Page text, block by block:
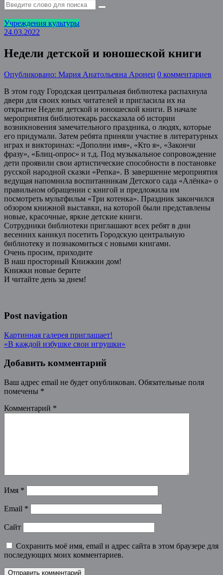
Учреждения культуры
24.03.2022
Недели детской и юношеской книги
Опубликовано: Мария Анатольевна Аронец 0 комментариев
В этом году Городская центральная библиотека распахнула
двери для своих юных читателей и пригласила их на
открытие Недели детской и юношеской книги. В начале
мероприятия библиотекарь рассказала об истории
возникновения замечательного праздника, о людях, которые
его придумали. Затем ребята приняли участие в литературных
играх и викторинах: «Дополни имя», «Кто я», «Закончи
фразу», «Блиц-опрос» и т.д. Под музыкальное сопровождение
дети проявили свои артистические способности в постановке
русской народной сказки «Репка». В завершение мероприятия
ведущая напомнила воспитанникам Детского сада «Алёнка» о
правильном обращении с книгой и предложила им
посмотреть мультфильм «Три котенка». Праздник закончился
обзором книжной выставки, на которой были представлены
новые, красочные, яркие детские книги.
Сотрудники библиотеки приглашают всех ребят в дни
весенних каникул посетить Городскую центральную
библиотеку и познакомиться с новыми книгами.
Очень просим, приходите
В наш просторный Книжкин дом!
Книжки новые берите
И читайте день за днем!
Post navigation
Картинная галерея приглашает!
«В каждой избушке свои игрушки»
Добавить комментарий
Ваш адрес email не будет опубликован. Обязательные поля
помечены *
Комментарий *
Имя *
Email *
Сайт
Сохранить моё имя, email и адрес сайта в этом браузере для
последующих моих комментариев.